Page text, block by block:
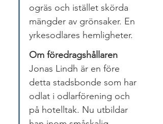
ogräs och istället skörda
mängder av grönsaker. En
yrkesodlares hemligheter.
Om föredragshållaren
Jonas Lindh är en före
detta stadsbonde som har
odlat i odlarförening och
på hotelltak. Nu utbildar